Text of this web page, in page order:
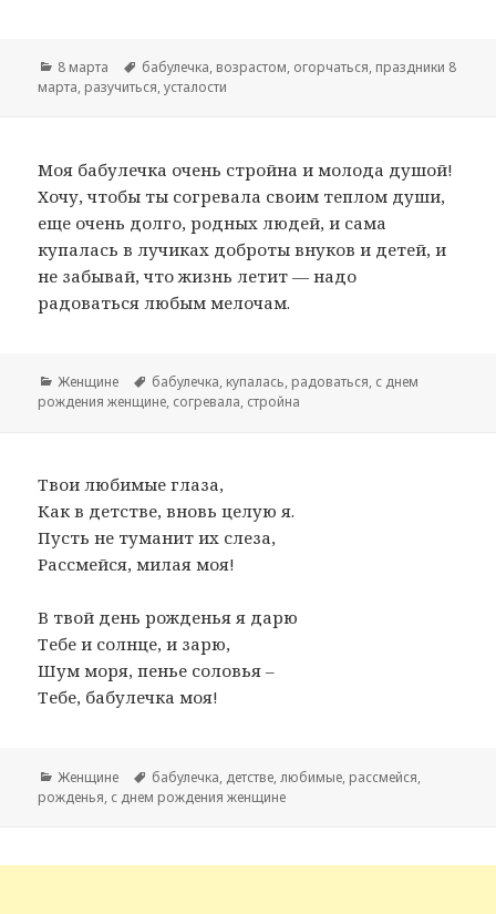
Рубрики
8 марта Метки
бабулечка, возрастом, огорчаться, праздники 8
марта, разучиться,усталости
Моя бабулечка очень стройна и молода душой!
Хочу, чтобы ты согревала своим теплом души,
еще очень долго, родных людей, и сама
купалась в лучиках доброты внуков и детей, и
не забывай, что жизнь летит — надо
радоваться любым мелочам.
Рубрики
Женщине Метки
бабулечка, купалась, радоваться, с днем
рождения женщине, согревала, стройна
Твои любимые глаза,
Как в детстве, вновь целую я.
Пусть не туманит их слеза,
Рассмейся, милая моя!
В твой день рожденья я дарю
Тебе и солнце, и зарю,
Шум моря, пенье соловья –
Тебе, бабулечка моя!
Рубрики
Женщине Метки
бабулечка, детстве,любимые, рассмейся,
рожденья, с днем рождения женщине